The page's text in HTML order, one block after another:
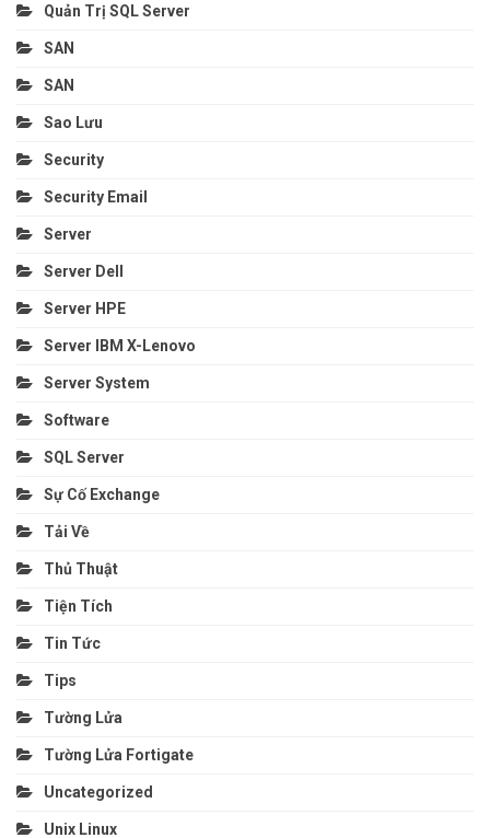
Quản Trị SQL Server
SAN
SAN
Sao Lưu
Security
Security Email
Server
Server Dell
Server HPE
Server IBM X-Lenovo
Server System
Software
SQL Server
Sự Cố Exchange
Tải Về
Thủ Thuật
Tiện Tích
Tin Tức
Tips
Tường Lửa
Tường Lửa Fortigate
Uncategorized
Unix Linux